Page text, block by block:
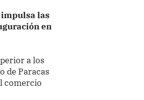
las
en
a los
de Paracas
comercio